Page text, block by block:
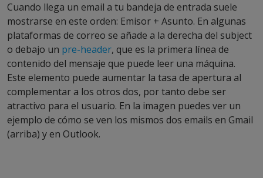
Cuando llega un email a tu bandeja de entrada suele
mostrarse en este orden: Emisor + Asunto. En algunas
plataformas de correo se añade a la derecha del subject
o debajo un pre-header, que es la primera línea de
contenido del mensaje que puede leer una máquina.
Este elemento puede aumentar la tasa de apertura al
complementar a los otros dos, por tanto debe ser
atractivo para el usuario. En la imagen puedes ver un
ejemplo de cómo se ven los mismos dos emails en Gmail
(arriba) y en Outlook.